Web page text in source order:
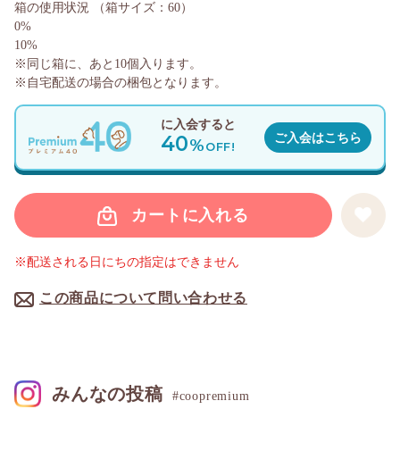
カートに入れる
この商品について問い合わせる
※配送される日にちの指定はできません
に入会すると
40%OFF!
ご入会はこちら
箱の使用状況
（箱サイズ：60）
0%
10%
※同じ箱に、あと 10個入ります。
※自宅配送の場合の梱包となります。
みんなの投稿 #coopremium